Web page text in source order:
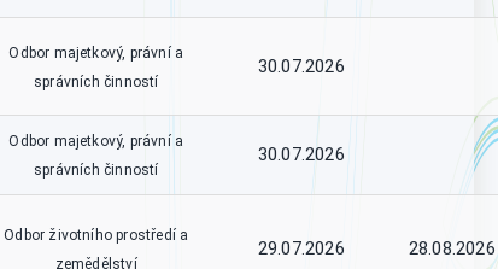
Odbor majetkový, právní a
správních činností
30.07.2026
Odbor majetkový, právní a
správních činností
30.07.2026
Odbor životního prostředí a
zemědělství
29.07.2026 28.08.2026